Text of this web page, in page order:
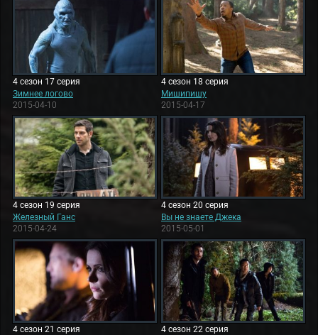
4 сезон 17 серия
Зимнее логово
2015-04-10
4 сезон 18 серия
Мишипишу
2015-04-17
4 сезон 19 серия
Железный Ганс
2015-04-24
4 сезон 20 серия
Вы не знаете Джека
2015-05-01
4 сезон 21 серия
4 сезон 22 серия